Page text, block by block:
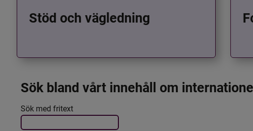
Stöd och vägledning
Sök bland vårt innehåll om
Filtrera resultatet
Det här formuläret postas automatiskt
Sök med fritext